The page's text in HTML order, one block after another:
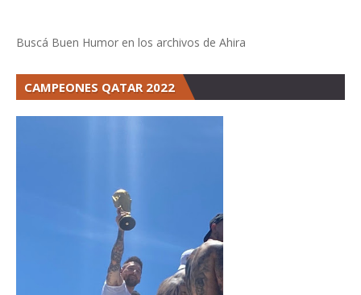
Buscá Buen Humor en los archivos de Ahira
CAMPEONES QATAR 2022